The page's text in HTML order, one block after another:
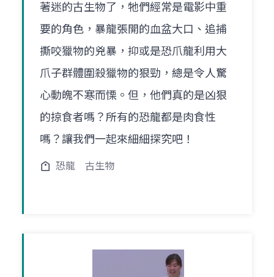
著迷的古生物了，牠們經常是電影中重
要的角色，暴龍張開的血盆大口、追捕
撕咬獵物的兇暴，抑或是恐爪龍利用大
爪子群體圍殺獵物的狠勁，總是令人驚
心動魄不寒而慄。但，他們真的是凶狠
的掠食者嗎？所有的恐龍都是肉食性
嗎？讓我們一起來細細探究吧！
恐龍 古生物